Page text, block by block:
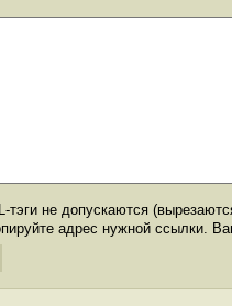
тэги не допускаются
адрес нужной ссылки.